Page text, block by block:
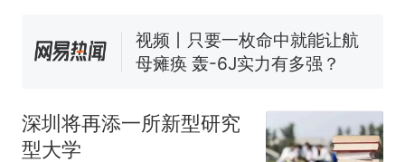
了……
视频丨只要一枚命中就能让航
母瘫痪 轰-6J实力有多强？
电力部门回应
5万的小车卖不动，40万以上
深圳将再添一所新型研究
型大学